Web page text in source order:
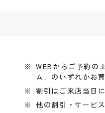
WEBからご予約の
ム」のいずれかお
割引はご来店当日
他の割引・サービ